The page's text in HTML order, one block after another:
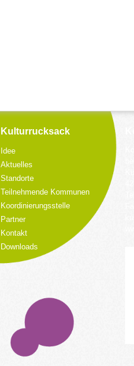
Kulturrucksack
Idee
Aktuelles
Standorte
Teilnehmende Kommunen
Koordinierungsstelle
Partner
Kontakt
Downloads